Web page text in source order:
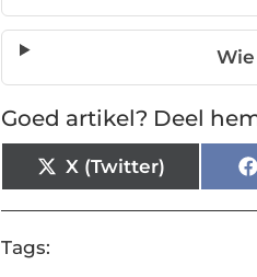
Goed artikel? Deel
X (Twitter)
Tags: